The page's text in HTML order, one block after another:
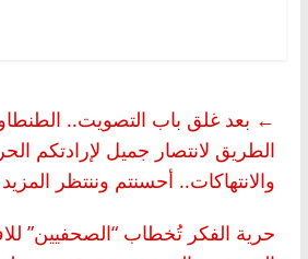
← بعد غلق باب التصويت..
الطريق لانتصار جميل لإرادتكم
والانتهاكات.. أحسنتم وننتظر
حرية الفكر تُخطاب “الصحفيين”